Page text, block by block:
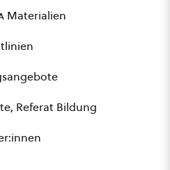
Materialien
Referat Bildung